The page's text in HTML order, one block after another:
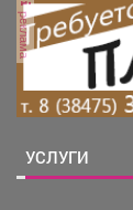
реклама
УСЛУГИ